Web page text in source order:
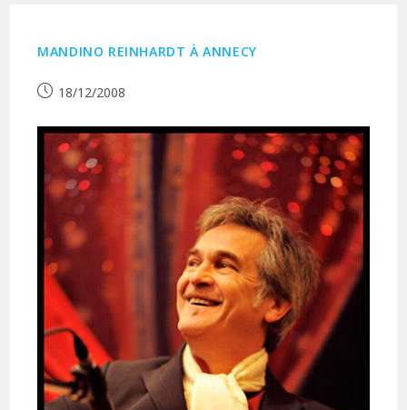
MANDINO REINHARDT À ANNECY
Publication
18/12/2008